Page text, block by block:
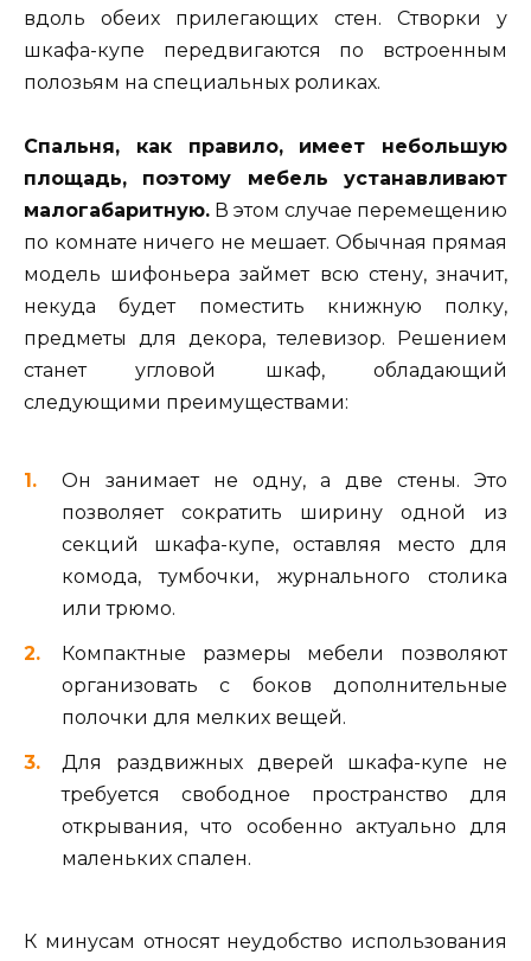
вдоль обеих прилегающих стен. Створки у
шкафа-купе передвигаются по встроенным
полозьям на специальных роликах.
Спальня, как правило, имеет небольшую
площадь, поэтому мебель устанавливают
малогабаритную. В этом случае перемещению
по комнате ничего не мешает. Обычная прямая
модель шифоньера займет всю стену, значит,
некуда будет поместить книжную полку,
предметы для декора, телевизор. Решением
станет угловой шкаф, обладающий
следующими преимуществами:
Он занимает не одну, а две стены. Это
позволяет сократить ширину одной из
секций шкафа-купе, оставляя место для
комода, тумбочки, журнального столика
или трюмо.
Компактные размеры мебели позволяют
организовать с боков дополнительные
полочки для мелких вещей.
Для раздвижных дверей шкафа-купе не
требуется свободное пространство для
открывания, что особенно актуально для
маленьких спален.
К минусам относят неудобство использования